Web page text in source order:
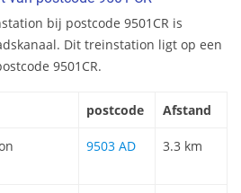
bij postcode 9501CR is
Dit treinstation ligt op een
9501CR.
postcode Afstand
9503 AD 3.3 km